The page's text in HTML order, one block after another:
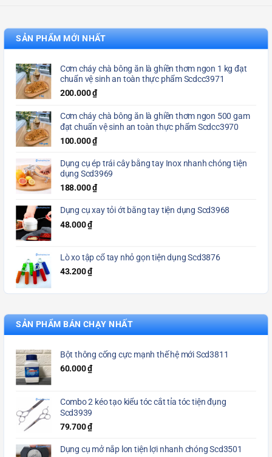
SẢN PHẨM MỚI NHẤT
Cơm cháy chà bông ăn là ghiền thơm ngon 1 kg đạt
chuẩn vệ sinh an toàn thực phẩm Scdcc3971
200.000₫
Cơm cháy chà bông ăn là ghiền thơm ngon 500 gam
đạt chuẩn vệ sinh an toàn thực phẩm Scdcc3970
100.000₫
Dụng cụ ép trái cây bằng tay Inox nhanh chóng tiện
dụng Scd3969
188.000₫
Dụng cụ xay tỏi ớt bằng tay tiện dụng Scd3968
48.000₫
Lò xo tập cổ tay nhỏ gọn tiện dụng Scd3876
43.200₫
SẢN PHẨM BÁN CHẠY NHẤT
Bột thông cống cực mạnh thế hệ mới Scd3811
60.000₫
Combo 2 kéo tạo kiểu tóc cắt tỉa tóc tiện đụng
Scd3939
79.700₫
Dụng cụ mở nắp lon tiện lợi nhanh chóng Scd3501